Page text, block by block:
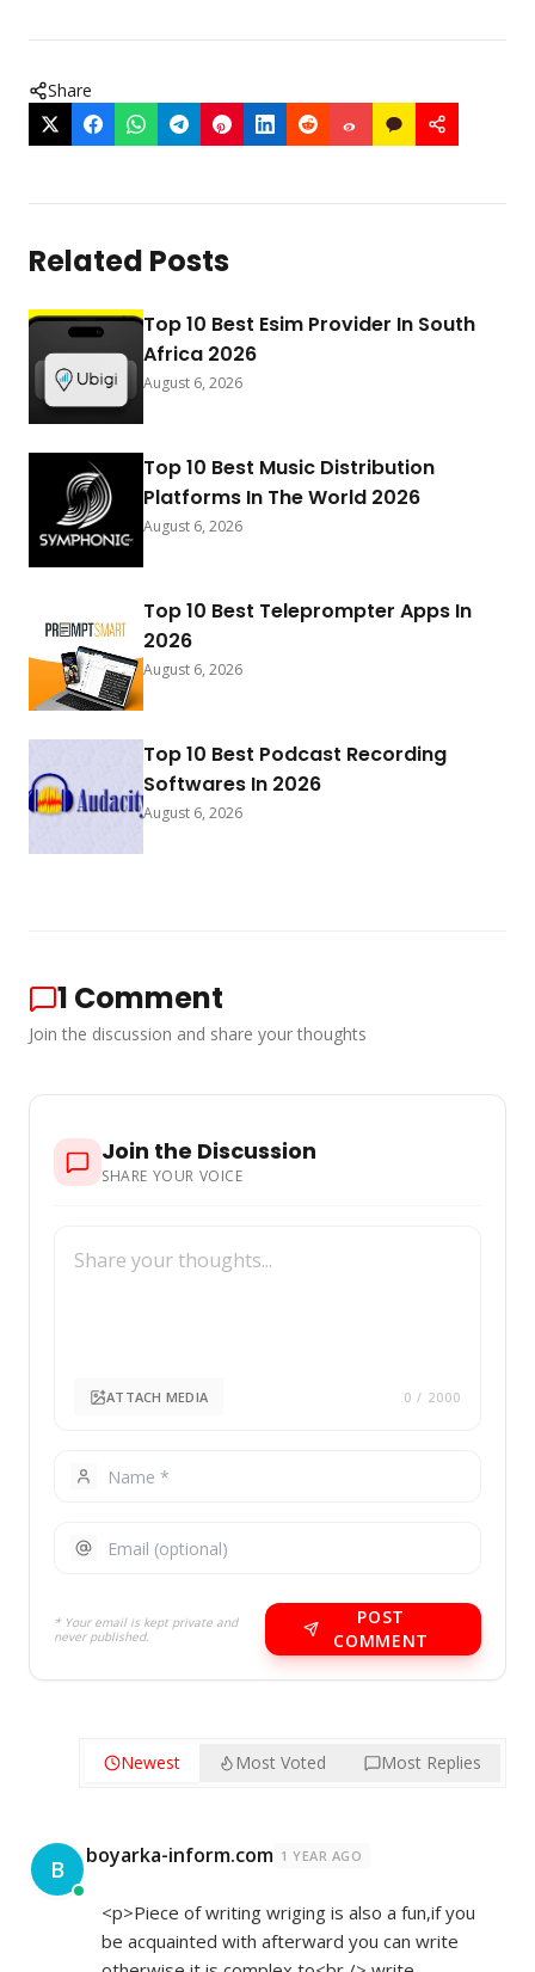
Share
Related Posts
Top 10 Best Esim Provider In South
Africa 2026
August 6, 2026
Top 10 Best Music Distribution
Platforms In The World 2026
August 6, 2026
Top 10 Best Teleprompter Apps In
2026
August 6, 2026
Top 10 Best Podcast Recording
Softwares In 2026
August 6, 2026
1 Comment
Join the discussion and share your thoughts
Join the Discussion
SHARE YOUR VOICE
ATTACH MEDIA 0 / 2000
* Your email is kept private and
never published.
POST
COMMENT
Newest Most Voted Most Replies
B boyarka-inform.com 1 YEAR AGO
<p>Piece of writing wriging is also a fun,if you
be acquainted with afterward you can write